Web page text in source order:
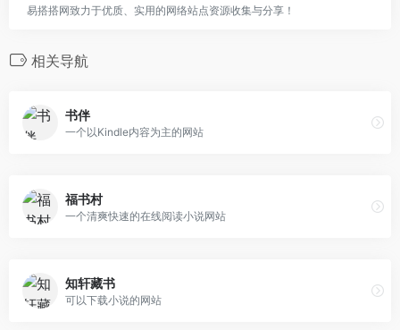
易搭搭网致力于优质、实用的网络站点资源收集与分享！
相关导航
书伴
一个以Kindle内容为主的网站
福书村
一个清爽快速的在线阅读小说网站
知轩藏书
可以下载小说的网站